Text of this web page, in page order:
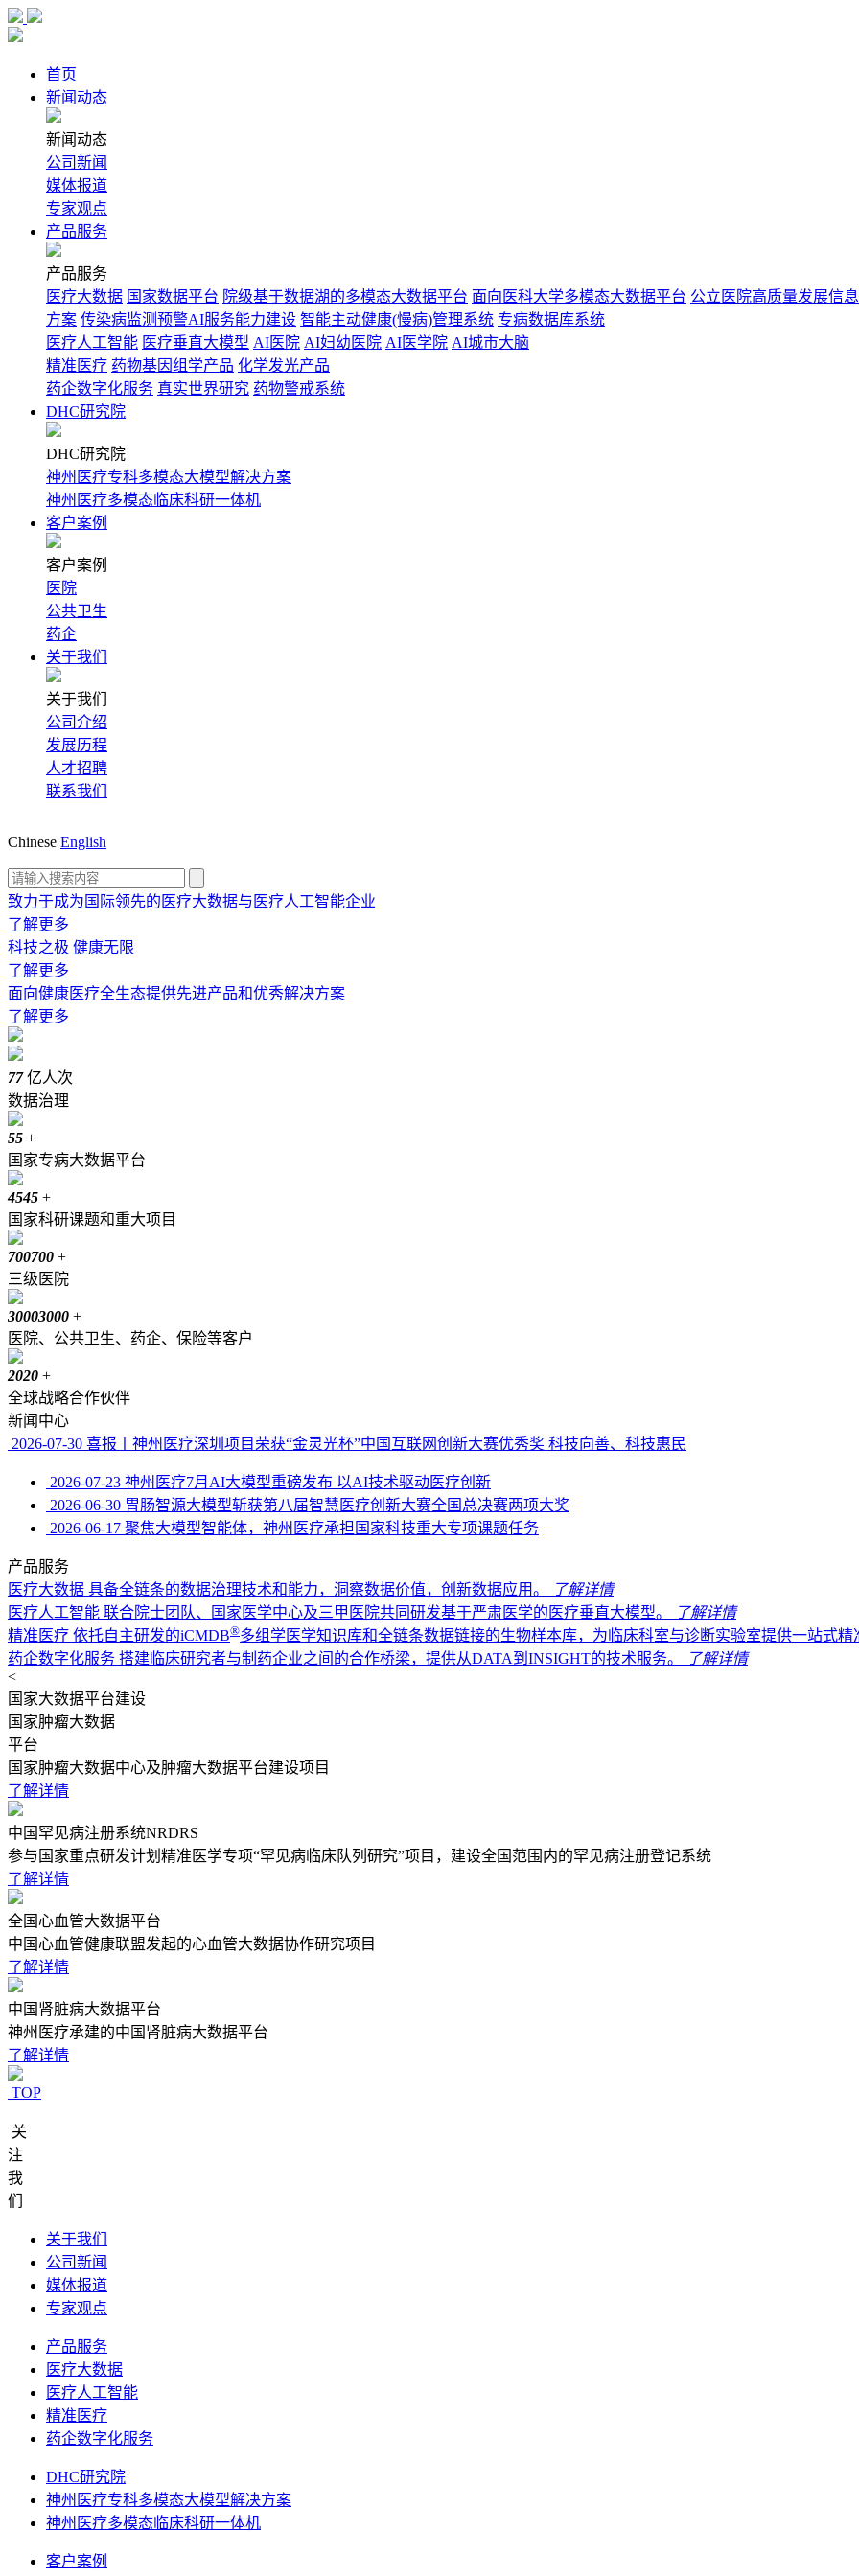
神
州
疗-
医
据
工
领
首页
新闻动态
新闻动态
公司新闻
媒体报道
专家观点
产品服务
产品服务
医疗大数据 国家数据平台 院级基于数据湖的多模态大数据平台 面向医科大学多模态大数据平台 公立医院高质量发展信
方案 传染病监测预警AI服务能力建设 智能主动健康(慢病)管理系统 专病数据库系统
医疗人工智能 医疗垂直大模型 AI医院 AI妇幼医院 AI医学院 AI城市大脑
精准医疗 药物基因组学产品 化学发光产品
药企数字化服务 真实世界研究 药物警戒系统
DHC研究院
DHC研究院
神州医疗专科多模态大模型解决方案
神州医疗多模态临床科研一体机
客户案例
客户案例
医院
公共卫生
药企
关于我们
关于我们
公司介绍
发展历程
人才招聘
联系我们
Chinese English
致力于成为国际领先的医疗大数据与医疗人工智能企业
了解更多
科技之极 健康无限
了解更多
面向健康医疗全生态提供先进产品和优秀解决方案
了解更多
77 亿人次
数据治理
55 +
国家专病大数据平台
4545 +
国家科研课题和重大项目
700700 +
三级医院
30003000 +
医院、公共卫生、药企、保险等客户
2020 +
全球战略合作伙伴
新闻中心
2026-07-30 喜报丨神州医疗深圳项目荣获“金灵光杯”中国互联网创新大赛优秀奖 科技向善、科技惠民
2026-07-23 神州医疗7月AI大模型重磅发布 以AI技术驱动医疗创新
2026-06-30 胃肠智源大模型斩获第八届智慧医疗创新大赛全国总决赛两项大奖
2026-06-17 聚焦大模型智能体，神州医疗承担国家科技重大专项课题任务
产品服务
医疗大数据 具备全链条的数据治理技术和能力，洞察数据价值，创新数据应用。
了解详情
医疗人工智能 联合院士团队、国家医学中心及三甲医院共同研发基于严肃医学的医疗垂直大模型。
了解详情
精准医疗 依托自主研发的iCMDB®多组学医学知识库和全链条数据链接的生物样本库，为临床科室与诊断实验室提供一站式精
药企数字化服务 搭建临床研究者与制药企业之间的合作桥梁，提供从DATA到INSIGHT的技术服务。
了解详情
<
国家大数据平台建设
国家肿瘤大数据
平台
国家肿瘤大数据中心及肿瘤大数据平台建设项目
了解详情
中国罕见病注册系统NRDRS
参与国家重点研发计划精准医学专项“罕见病临床队列研究”项目，建设全国范围内的罕见病注册登记系统
了解详情
全国心血管大数据平台
中国心血管健康联盟发起的心血管大数据协作研究项目
了解详情
中国肾脏病大数据平台
神州医疗承建的中国肾脏病大数据平台
了解详情
TOP
关
注
我
们
关于我们
公司新闻
媒体报道
专家观点
产品服务
医疗大数据
医疗人工智能
精准医疗
药企数字化服务
DHC研究院
神州医疗专科多模态大模型解决方案
神州医疗多模态临床科研一体机
客户案例